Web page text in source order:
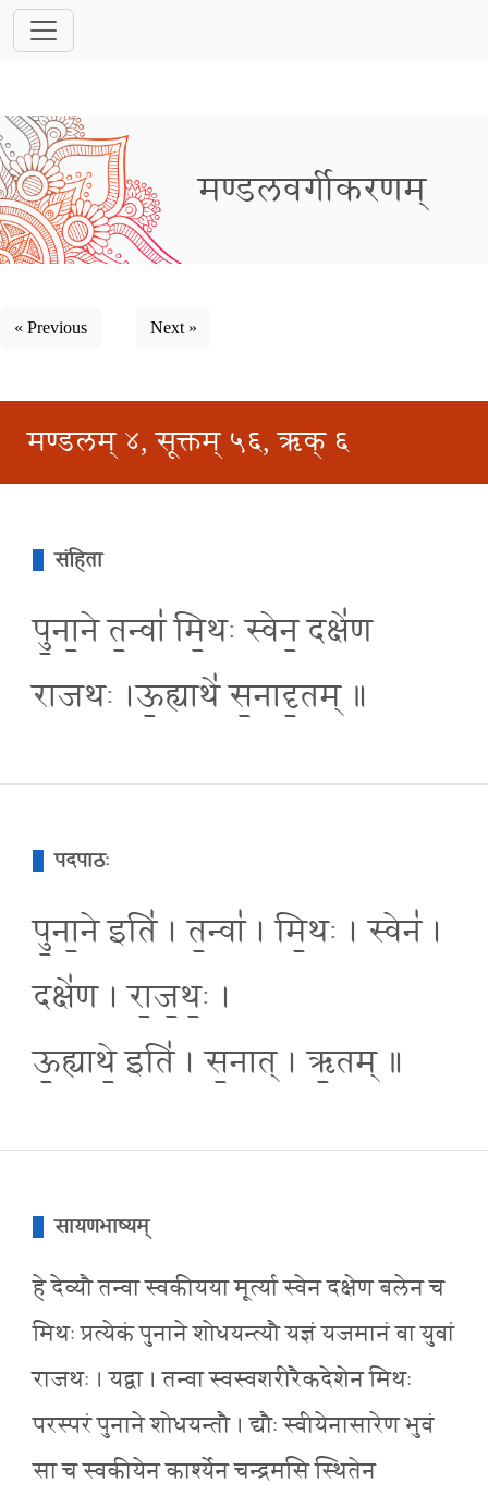
मण्डलवर्गीकरणम्
« Previous Next »
मण्डलम् ४, सूक्तम् ५६, ऋक् ६
संहिता
पु॒ना॒ने त॒न्वा॑ मि॒थः स्वेन॒ दक्षे॑ण
राजथः ।ऊ॒ह्याथे॑ स॒नादृ॒तम् ॥
पदपाठः
पु॒ना॒ने इति॑ । त॒न्वा॑ । मि॒थः । स्वेन॑ ।
दक्षे॑ण । रा॒ज॒थः॒ ।
ऊ॒ह्याथे॒ इति॑ । स॒नात् । ऋ॒तम् ॥
सायणभाष्यम्
हे देव्यौ तन्वा स्वकीयया मूर्त्या स्वेन दक्षेण बलेन च
मिथः प्रत्येकं पुनाने शोधयन्त्यौ यज्ञं यजमानं वा युवां
राजथः । यद्वा । तन्वा स्वस्वशरीरैकदेशेन मिथः
परस्परं पुनाने शोधयन्तौ । द्यौः स्वीयेनासारेण भुवं
सा च स्वकीयेन कार्श्येन चन्द्रमसि स्थितेन